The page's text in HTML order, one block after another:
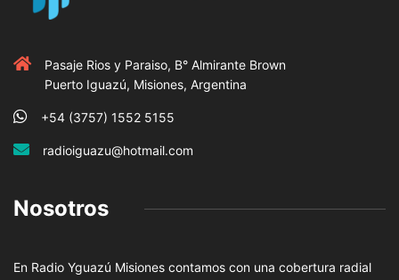
Pasaje Rios y Paraiso, B° Almirante Brown
Puerto Iguazú, Misiones, Argentina
+54 (3757) 1552 5155
radioiguazu@hotmail.com
Nosotros
En Radio Yguazú Misiones contamos con una cobertura radial